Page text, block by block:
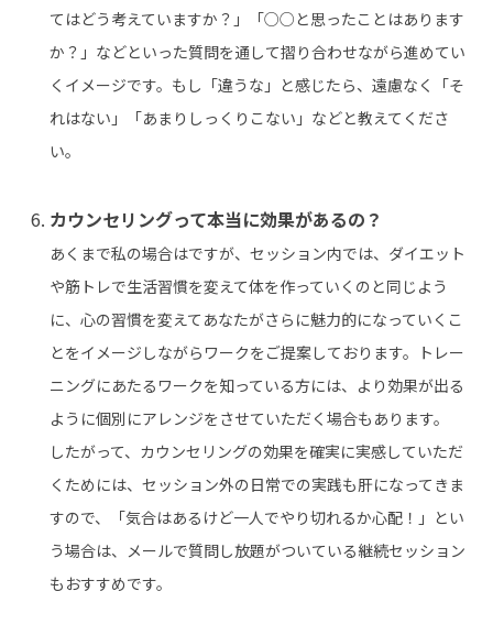
てはどう考えていますか？」「○○と思ったことはあります
か？」などといった質問を通して摺り合わせながら進めてい
くイメージです。もし「違うな」と感じたら、遠慮なく「そ
れはない」「あまりしっくりこない」などと教えてくださ
い。
カウンセリングって本当に効果があるの？
あくまで私の場合はですが、セッション内では、ダイエット
や筋トレで生活習慣を変えて体を作っていくのと同じよう
に、心の習慣を変えてあなたがさらに魅力的になっていくこ
とをイメージしながらワークをご提案しております。トレー
ニングにあたるワークを知っている方には、より効果が出る
ように個別にアレンジをさせていただく場合もあります。
したがって、カウンセリングの効果を確実に実感していただ
くためには、セッション外の日常での実践も肝になってきま
すので、「気合はあるけど一人でやり切れるか心配！」とい
う場合は、メールで質問し放題がついている継続セッション
もおすすめです。